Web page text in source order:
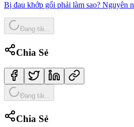
Bị đau khớp gối phải làm sao? Nguyên
Đang tải...
Chia Sẻ
Đang tải...
Chia Sẻ